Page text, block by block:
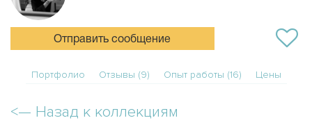
Отправить сообщение
Портфолио Отзывы (9) Опыт работы (16) Цены
<— Назад к коллекциям